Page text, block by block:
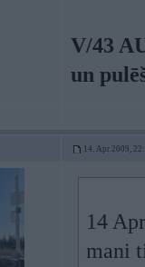
V/43
un
14. Apr 2009,
14
mani